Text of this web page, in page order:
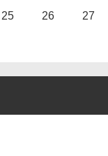
25 26 27